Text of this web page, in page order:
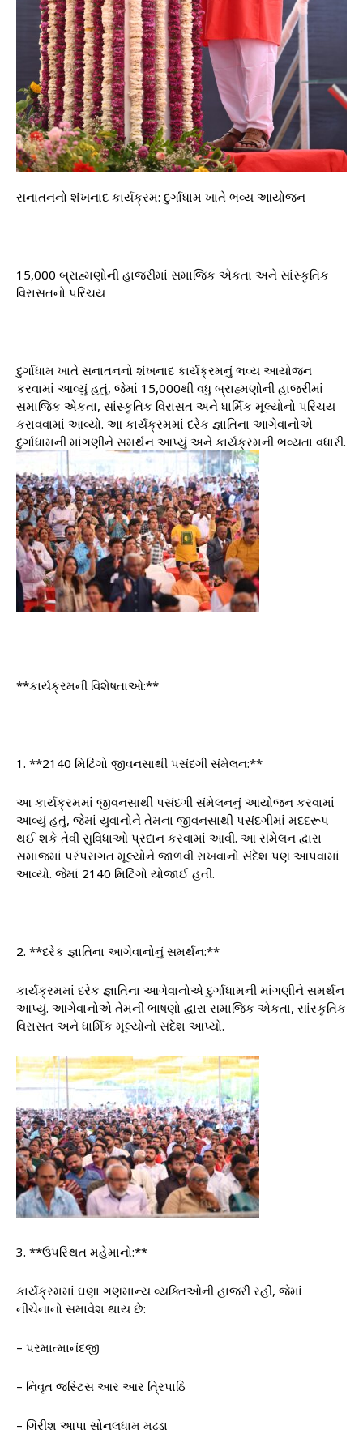
સનાતનનો શંખનાદ કાર્યક્રમ: દુર્ગાધામ ખાતે ભવ્ય આયોજન
15,000 બ્રાહ્મણોની હાજરીમાં સમાજિક એકતા અને સાંસ્કૃતિક
વિરાસતનો પરિચય
દુર્ગાધામ ખાતે સનાતનનો શંખનાદ કાર્યક્રમનું ભવ્ય આયોજન
કરવામાં આવ્યું હતું, જેમાં 15,000થી વધુ બ્રાહ્મણોની હાજરીમાં
સમાજિક એકતા, સાંસ્કૃતિક વિરાસત અને ધાર્મિક મૂલ્યોનો પરિચય
કરાવવામાં આવ્યો. આ કાર્યક્રમમાં દરેક જ્ઞાતિના આગેવાનોએ
દુર્ગાધામની માંગણીને સમર્થન આપ્યું અને કાર્યક્રમની ભવ્યતા વધારી.
**કાર્યક્રમની વિશેષતાઓ:**
1. **2140 મિટિંગો જીવનસાથી પસંદગી સંમેલન:**
આ કાર્યક્રમમાં જીવનસાથી પસંદગી સંમેલનનું આયોજન કરવામાં
આવ્યું હતું, જેમાં યુવાનોને તેમના જીવનસાથી પસંદગીમાં મદદરૂપ
થઈ શકે તેવી સુવિધાઓ પ્રદાન કરવામાં આવી. આ સંમેલન દ્વારા
સમાજમાં પરંપરાગત મૂલ્યોને જાળવી રાખવાનો સંદેશ પણ આપવામાં
આવ્યો. જેમાં 2140 મિટિંગો યોજાઈ હતી.
2. **દરેક જ્ઞાતિના આગેવાનોનું સમર્થન:**
કાર્યક્રમમાં દરેક જ્ઞાતિના આગેવાનોએ દુર્ગાધામની માંગણીને સમર્થન
આપ્યું. આગેવાનોએ તેમની ભાષણો દ્વારા સમાજિક એકતા, સાંસ્કૃતિક
વિરાસત અને ધાર્મિક મૂલ્યોનો સંદેશ આપ્યો.
3. **ઉપસ્થિત મહેમાનો:**
કાર્યક્રમમાં ઘણા ગણમાન્ય વ્યક્તિઓની હાજરી રહી, જેમાં
નીચેનાનો સમાવેશ થાય છે:
– પરમાત્માનંદજી
– નિવૃત જસ્ટિસ આર આર ત્રિપાઠિ
– ગિરીશ આપા સોનલધામ મઢડા